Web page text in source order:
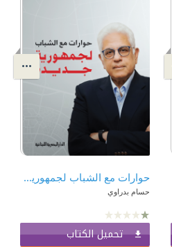
حوارات مع الشباب لجمهورية جديدة
حسام بدراوي
تحميل الكتاب